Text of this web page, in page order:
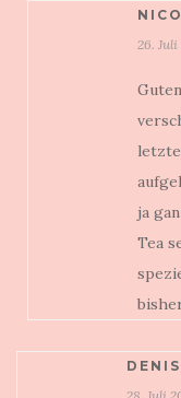
26.
ja
Tea